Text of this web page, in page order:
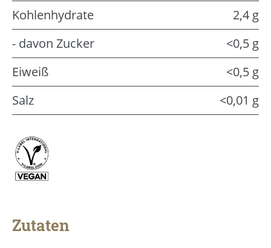
Kohlenhydrate
2,4 g
- davon Zucker
<0,5 g
Eiweiß
<0,5 g
Salz
<0,01 g
Zutaten